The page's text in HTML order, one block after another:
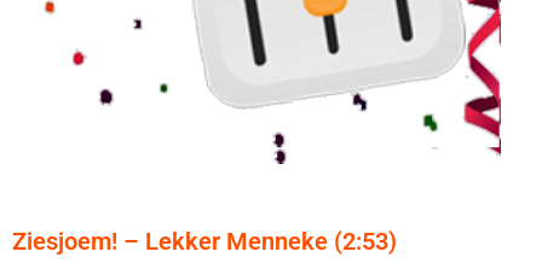
Ziesjoem! – Lekker Menneke (2:53)